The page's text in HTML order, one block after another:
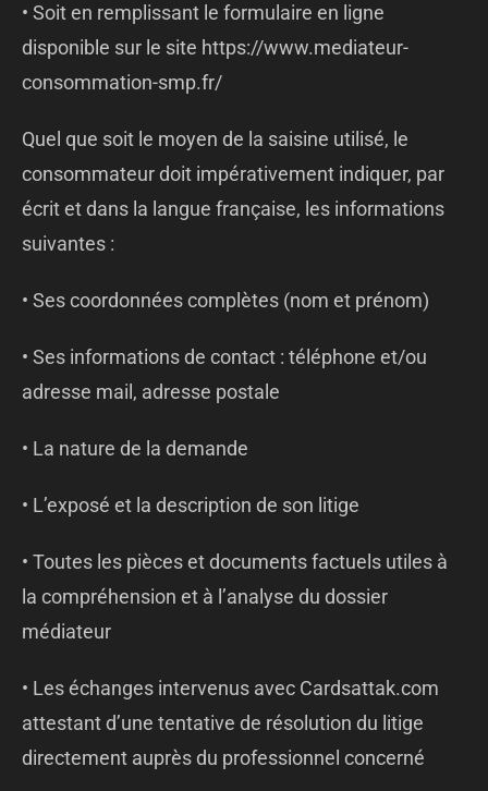
• Soit en remplissant le formulaire en ligne
disponible sur le site https://www.mediateur-
consommation-smp.fr/
Quel que soit le moyen de la saisine utilisé, le
consommateur doit impérativement indiquer, par
écrit et dans la langue française, les informations
suivantes :
• Ses coordonnées complètes (nom et prénom)
• Ses informations de contact : téléphone et/ou
adresse mail, adresse postale
• La nature de la demande
• L’exposé et la description de son litige
• Toutes les pièces et documents factuels utiles à
la compréhension et à l’analyse du dossier
médiateur
• Les échanges intervenus avec Cardsattak.com
attestant d’une tentative de résolution du litige
directement auprès du professionnel concerné